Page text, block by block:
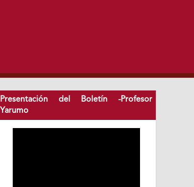
Presentación del Boletín -Profesor
Yarumo